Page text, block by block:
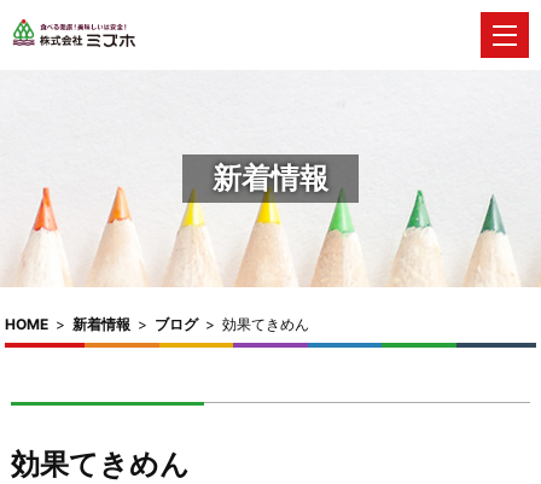
新着情報
HOME > 新着情報 > ブログ> 効果てきめん
効果てきめん